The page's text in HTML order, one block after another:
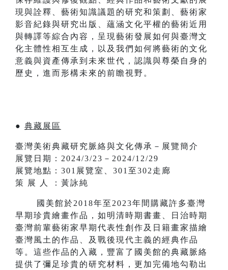
現與詮釋、藝術知識議題的研究和策劃、藝術家
影音紀錄與研究出版、蘊涵文化平權的藝術近用
與轉譯等綜合內容，呈現藝術發展如何與臺灣文
化主體性相互生成，以及我們如何將藝術的文化
意義與資產傳承到未來世代，認識與尊榮自身的
歷史，進而形構未來的前瞻視野。
● 典藏展區
臺灣美術典藏研究脈絡與文化傳承－展覽簡介
展覽日期：2024/3/23－2024/12/29
展覽地點：301展覽室、301至302走廊
策 展 人 ：黃詠純
國美館於2018年至2023年間購藏許多臺灣
早期珍貴繪畫作品，如明清時期書畫、日治時期
臺灣前輩藝術家早期代表性創作及日籍畫家描繪
臺灣風土的作品、及戰後現代主義的經典作品
等。這些作品的入藏，豐富了國美館的典藏脈絡
提供了彌足珍貴的研究材料，更加完備地勾勒出